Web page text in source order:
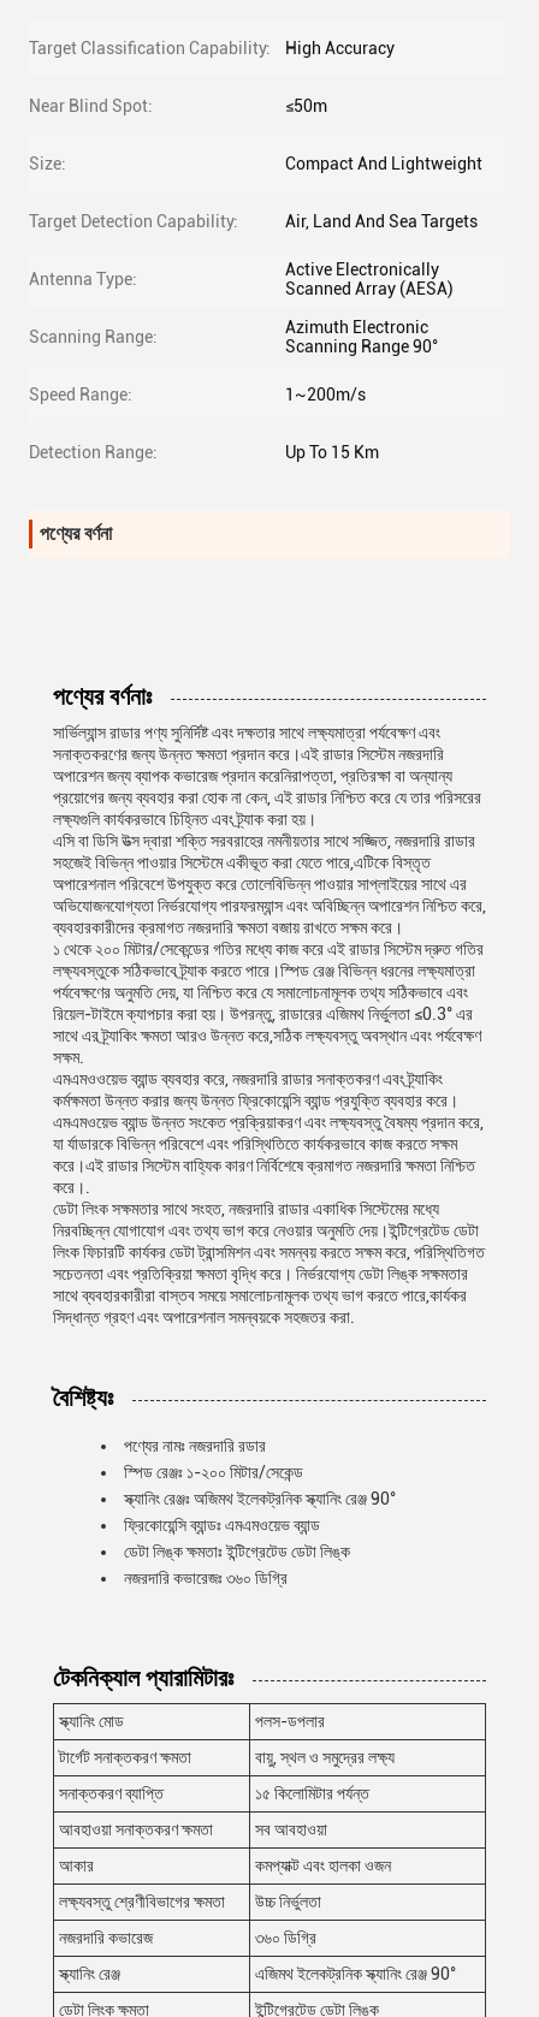
Target Classification Capability: High Accuracy
Near Blind Spot: ≤50m
Size: Compact And Lightweight
Target Detection Capability: Air, Land And Sea Targets
Antenna Type:
Active Electronically
Scanned Array (AESA)
Scanning Range:
Azimuth Electronic
Scanning Range 90°
Speed Range: 1~200m/s
Detection Range: Up To 15 Km
পণ্যের বর্ণনা
পণ্যের বর্ণনাঃ
সার্ভিল্যান্স রাডার পণ্য সুনির্দিষ্ট এবং দক্ষতার সাথে লক্ষ্যমাত্রা পর্যবেক্ষণ এবং
সনাক্তকরণের জন্য উন্নত ক্ষমতা প্রদান করে।এই রাডার সিস্টেম নজরদারি
অপারেশন জন্য ব্যাপক কভারেজ প্রদান করেনিরাপত্তা, প্রতিরক্ষা বা অন্যান্য
প্রয়োগের জন্য ব্যবহার করা হোক না কেন, এই রাডার নিশ্চিত করে যে তার পরিসরের
লক্ষ্যগুলি কার্যকরভাবে চিহ্নিত এবং ট্র্যাক করা হয়।
এসি বা ডিসি উত্স দ্বারা শক্তি সরবরাহের নমনীয়তার সাথে সজ্জিত, নজরদারি রাডার
সহজেই বিভিন্ন পাওয়ার সিস্টেমে একীভূত করা যেতে পারে,এটিকে বিস্তৃত
অপারেশনাল পরিবেশে উপযুক্ত করে তোলেবিভিন্ন পাওয়ার সাপ্লাইয়ের সাথে এর
অভিযোজনযোগ্যতা নির্ভরযোগ্য পারফরম্যান্স এবং অবিচ্ছিন্ন অপারেশন নিশ্চিত করে,
ব্যবহারকারীদের ক্রমাগত নজরদারি ক্ষমতা বজায় রাখতে সক্ষম করে।
১ থেকে ২০০ মিটার/সেকেন্ডের গতির মধ্যে কাজ করে এই রাডার সিস্টেম দ্রুত গতির
লক্ষ্যবস্তুকে সঠিকভাবে ট্র্যাক করতে পারে।স্পিড রেঞ্জ বিভিন্ন ধরনের লক্ষ্যমাত্রা
পর্যবেক্ষণের অনুমতি দেয়, যা নিশ্চিত করে যে সমালোচনামূলক তথ্য সঠিকভাবে এবং
রিয়েল-টাইমে ক্যাপচার করা হয়। উপরন্তু, রাডারের এজিমথ নির্ভুলতা ≤0.3° এর
সাথে এর ট্র্যাকিং ক্ষমতা আরও উন্নত করে,সঠিক লক্ষ্যবস্তু অবস্থান এবং পর্যবেক্ষণ
সক্ষম.
এমএমওওয়েভ ব্যান্ড ব্যবহার করে, নজরদারি রাডার সনাক্তকরণ এবং ট্র্যাকিং
কর্মক্ষমতা উন্নত করার জন্য উন্নত ফ্রিকোয়েন্সি ব্যান্ড প্রযুক্তি ব্যবহার করে।
এমএমওয়েভ ব্যান্ড উন্নত সংকেত প্রক্রিয়াকরণ এবং লক্ষ্যবস্তু বৈষম্য প্রদান করে,
যা র্যাডারকে বিভিন্ন পরিবেশে এবং পরিস্থিতিতে কার্যকরভাবে কাজ করতে সক্ষম
করে।এই রাডার সিস্টেম বাহ্যিক কারণ নির্বিশেষে ক্রমাগত নজরদারি ক্ষমতা নিশ্চিত
করে।.
ডেটা লিংক সক্ষমতার সাথে সংহত, নজরদারি রাডার একাধিক সিস্টেমের মধ্যে
নিরবচ্ছিন্ন যোগাযোগ এবং তথ্য ভাগ করে নেওয়ার অনুমতি দেয়।ইন্টিগ্রেটেড ডেটা
লিংক ফিচারটি কার্যকর ডেটা ট্রান্সমিশন এবং সমন্বয় করতে সক্ষম করে, পরিস্থিতিগত
সচেতনতা এবং প্রতিক্রিয়া ক্ষমতা বৃদ্ধি করে। নির্ভরযোগ্য ডেটা লিঙ্ক সক্ষমতার
সাথে ব্যবহারকারীরা বাস্তব সময়ে সমালোচনামূলক তথ্য ভাগ করতে পারে,কার্যকর
সিদ্ধান্ত গ্রহণ এবং অপারেশনাল সমন্বয়কে সহজতর করা.
বৈশিষ্ট্যঃ
পণ্যের নামঃ নজরদারি রডার
স্পিড রেঞ্জঃ ১-২০০ মিটার/সেকেন্ড
স্ক্যানিং রেঞ্জঃ অজিমথ ইলেকট্রনিক স্ক্যানিং রেঞ্জ 90°
ফ্রিকোয়েন্সি ব্যান্ডঃ এমএমওয়েভ ব্যান্ড
ডেটা লিঙ্ক ক্ষমতাঃ ইন্টিগ্রেটেড ডেটা লিঙ্ক
নজরদারি কভারেজঃ ৩৬০ ডিগ্রি
টেকনিক্যাল প্যারামিটারঃ
স্ক্যানিং মোড
পলস-ডপলার
টার্গেট সনাক্তকরণ ক্ষমতা
বায়ু, স্থল ও সমুদ্রের লক্ষ্য
সনাক্তকরণ ব্যাপ্তি
১৫ কিলোমিটার পর্যন্ত
আবহাওয়া সনাক্তকরণ ক্ষমতা
সব আবহাওয়া
আকার
কমপ্যাক্ট এবং হালকা ওজন
লক্ষ্যবস্তু শ্রেণীবিভাগের ক্ষমতা
উচ্চ নির্ভুলতা
নজরদারি কভারেজ
৩৬০ ডিগ্রি
স্ক্যানিং রেঞ্জ
এজিমথ ইলেকট্রনিক স্ক্যানিং রেঞ্জ 90°
ডেটা লিংক ক্ষমতা
ইন্টিগ্রেটেড ডেটা লিঙ্ক